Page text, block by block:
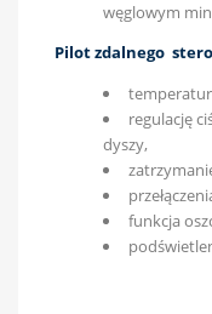
węglowym
Pilot zdalnego
regulację
dyszy,
funkcja